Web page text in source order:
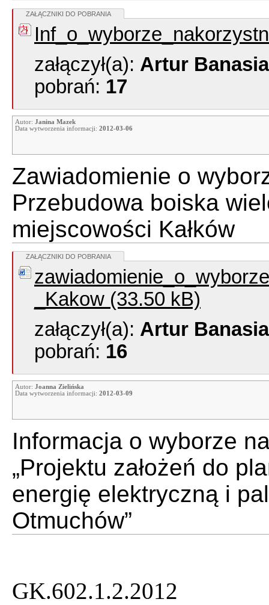
ZAŁĄCZNIKI DO POBRANIA
załączył(a): Artur
pobrań: 17
Autor: Janina Mazek
Data wytworzenia informacji: 2012-03-06
Zawiadomienie o
Przebudowa boiska
miejscowości Kałków
ZAŁĄCZNIKI DO POBRANIA
_Kakow (33.50 kB)
załączył(a): Artur
pobrań: 16
Autor: Joanna Zielińska
Data wytworzenia informacji: 2012-03-09
Informacja o wyborze
„Projektu założeń do
energię elektryczną i
Otmuchów”